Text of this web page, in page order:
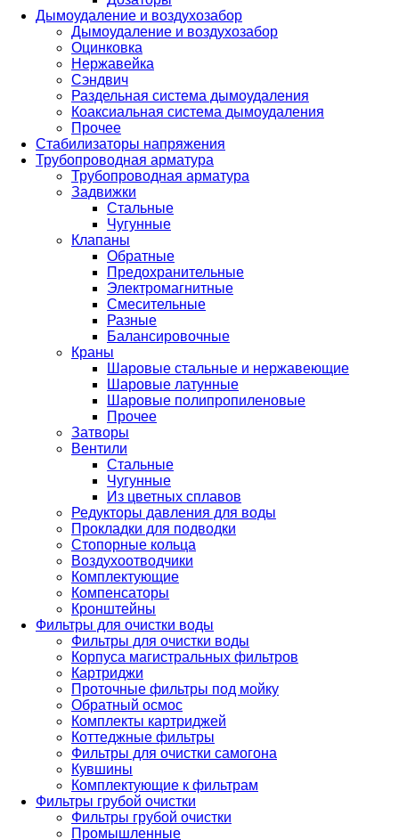
Дымоудаление и воздухозабор
Дымоудаление и воздухозабор
Оцинковка
Нержавейка
Сэндвич
Раздельная система дымоудаления
Коаксиальная система дымоудаления
Прочее
Стабилизаторы напряжения
Трубопроводная арматура
Трубопроводная арматура
Задвижки
Стальные
Чугунные
Клапаны
Обратные
Предохранительные
Электромагнитные
Смесительные
Разные
Балансировочные
Краны
Шаровые стальные и нержавеющие
Шаровые латунные
Шаровые полипропиленовые
Прочее
Затворы
Вентили
Стальные
Чугунные
Из цветных сплавов
Редукторы давления для воды
Прокладки для подводки
Стопорные кольца
Воздухоотводчики
Комплектующие
Компенсаторы
Кронштейны
Фильтры для очистки воды
Фильтры для очистки воды
Корпуса магистральных фильтров
Картриджи
Проточные фильтры под мойку
Обратный осмос
Комплекты картриджей
Коттеджные фильтры
Фильтры для очистки самогона
Кувшины
Комплектующие к фильтрам
Фильтры грубой очистки
Фильтры грубой очистки
Промышленные